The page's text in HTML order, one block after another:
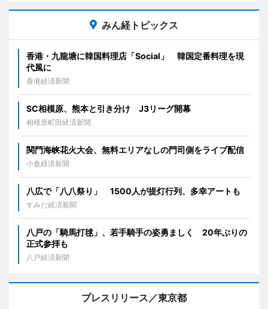
みん経トピックス
香港・九龍塘に韓国料理店「Social」 韓国定番料理を現
代風に
香港経済新聞
SC相模原、熊本と引き分け J3リーグ開幕
相模原町田経済新聞
関門海峡花火大会、無料エリアなしの門司側をライブ配信
小倉経済新聞
八広で「八八祭り」 1500人が提灯行列、多幸アートも
すみだ経済新聞
八戸の「騎馬打毬」、若手騎手の姿勇ましく 20年ぶりの
正式参拝も
八戸経済新聞
プレスリリース／東京都